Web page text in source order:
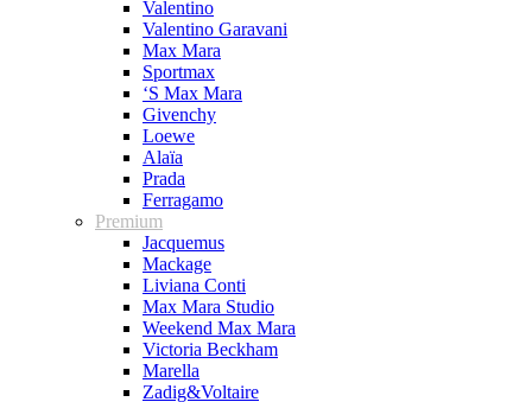
Valentino
Valentino Garavani
Max Mara
Sportmax
‘S Max Mara
Givenchy
Loewe
Alaïa
Prada
Ferragamo
Premium
Jacquemus
Mackage
Liviana Conti
Max Mara Studio
Weekend Max Mara
Victoria Beckham
Marella
Zadig&Voltaire